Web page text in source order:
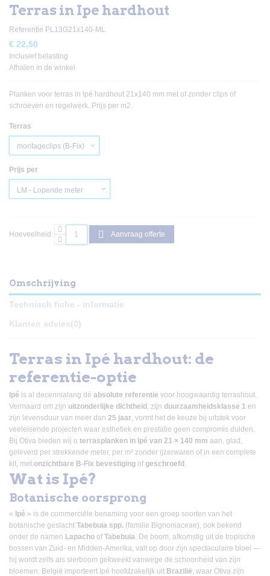
Terras in Ipe hardhout
Referentie PL13G21x140-ML
€ 22,50
Inclusief belasting
Afhalen in de winkel
Planken voor terras in Ipé hardhout 21x140 mm met of zonder clips of
schroeven en regelwerk. Prijs per m2.
Terras
Prijs per
Hoeveelheid: Aanvraag offerte
Omschrijving
Technisch fiche - informatie
Klanten advies(0)
Terras in Ipé hardhout: de
referentie-optie
Ipé is al decennialang dé absolute referentie voor hoogwaardig terrashout.
Vermaard om zijn uitzonderlijke dichtheid , zijn duurzaamheidsklasse 1 en
zijn levensduur van meer dan 25 jaar , vormt het de keuze bij uitstek voor
veeleisende projecten waar esthetiek en prestatie geen compromis dulden.
Bij Otiva bieden wij u terrasplanken in Ipé van 21 × 140 mm aan, glad,
geleverd per strekkende meter, per m² zonder ijzerwaren of in een complete
kit, met onzichtbare B-Fix bevestiging of geschroefd
Wat is Ipé?
Botanische oorsprong
« Ipé » is de commerciële benaming voor een groep soorten van het
botanische geslacht Tabebuia spp. (familie Bignoniaceae), ook bekend
onder de namen Lapacho of Tabebuia . De boom, afkomstig uit de tropische
bossen van Zuid- en Midden-Amerika, valt op door zijn spectaculaire bloei —
hij wordt zelfs als sierboom gekweekt vanwege de schoonheid van zijn
bloemen. België importeert Ipé hoofdzakelijk uit Brazilië , waar Otiva zijn